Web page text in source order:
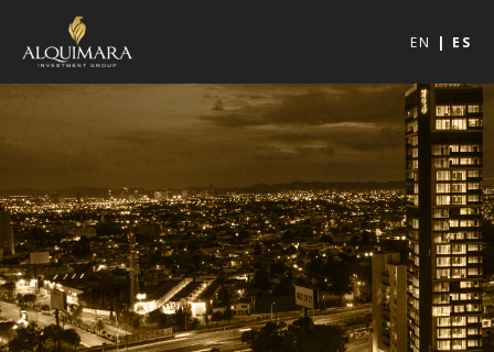
EN ES